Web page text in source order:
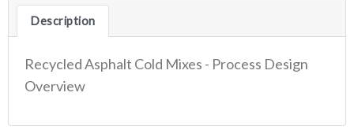
Description
Recycled Asphalt Cold Mixes - Process Design
Overview